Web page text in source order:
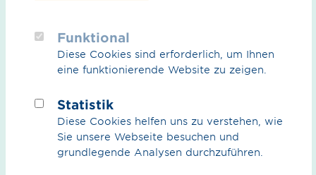
Unser Anspruch
Funktional
Diese Cookies sind erforderlich, um Ihnen
eine funktionierende Website zu zeigen.
Statistik
Diese Cookies helfen uns zu verstehen, wie
Sie unsere Webseite besuchen und
grundlegende Analysen durchzuführen.